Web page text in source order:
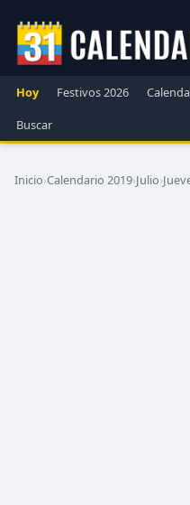
Hoy Festivos 2026
Buscar
Inicio›Calendario 2019›Julio›